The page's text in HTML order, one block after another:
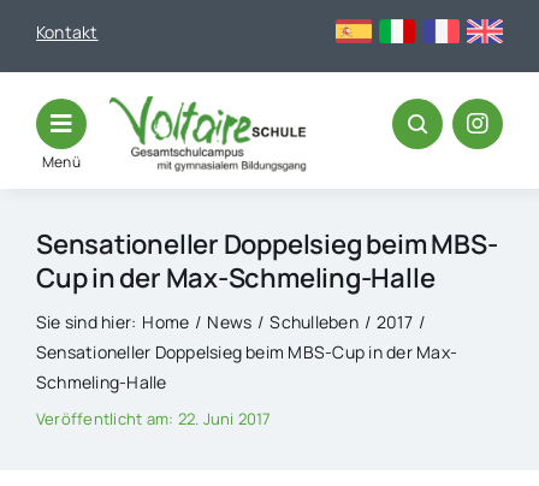
Kontakt
Menü
Sensationeller Doppelsieg beim MBS-
Cup in der Max-Schmeling-Halle
Sie sind hier: Home News Schulleben
2017
Sensationeller Doppelsieg beim MBS-Cup in der Max-
Schmeling-Halle
Veröffentlicht am: 22. Juni 2017